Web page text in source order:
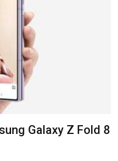
Galaxy Z Fold 8